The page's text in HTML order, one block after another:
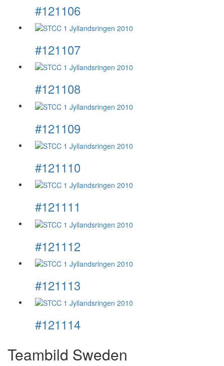
#121106
#121107
#121108
#121109
#121110
#121111
#121112
#121113
#121114
Teambild Sweden